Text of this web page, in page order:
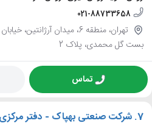
021-88733658
تهران، منطقه 6، میدان
بست گل محمدی، پلاک 2
تماس
7. شرکت صنعتی بهپاک - دفتر مرکزی